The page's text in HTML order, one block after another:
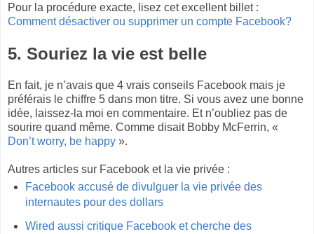
Pour la procédure exacte, lisez cet excellent billet :
Comment désactiver ou supprimer un compte Facebook?
5. Souriez la vie est belle
En fait, je n’avais que 4 vrais conseils Facebook mais je
préférais le chiffre 5 dans mon titre. Si vous avez une bonne
idée, laissez-la moi en commentaire. Et n’oubliez pas de
sourire quand même. Comme disait Bobby McFerrin, «
Don’t worry, be happy ».
Autres articles sur Facebook et la vie privée :
Facebook accusé de divulguer la vie privée des
internautes pour des dollars
Wired aussi critique Facebook et cherche des